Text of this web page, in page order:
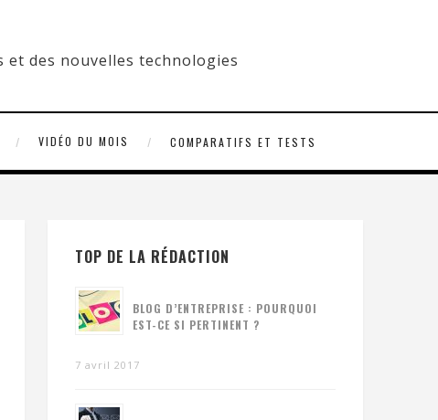
VIDÉO DU MOIS COMPARATIFS ET TESTS
TOP DE LA RÉDACTION
BLOG D’ENTREPRISE : POURQUOI
EST-CE SI PERTINENT ?
7 avril 2017